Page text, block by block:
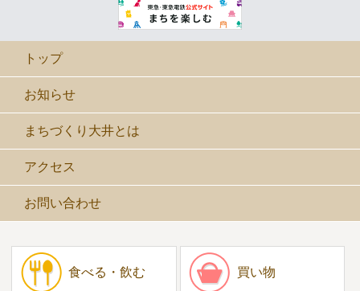
トップ
お知らせ
まちづくり大井とは
アクセス
お問い合わせ
食べる・飲む 買い物